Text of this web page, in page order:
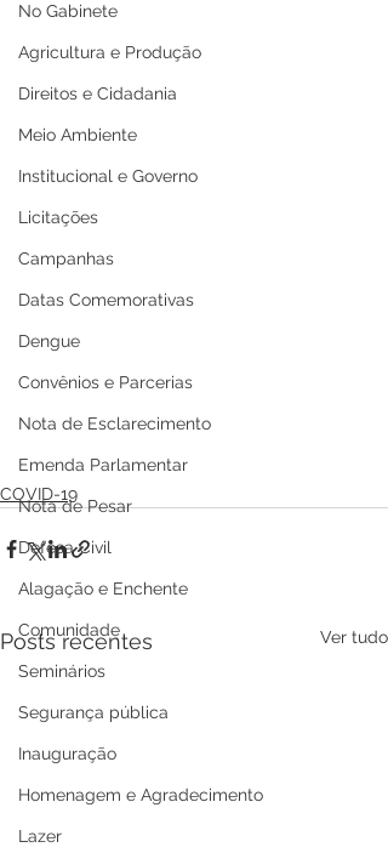
No Gabinete
Agricultura e Produção
Direitos e Cidadania
Meio Ambiente
Institucional e Governo
Licitações
Campanhas
Datas Comemorativas
Dengue
Convênios e Parcerias
Nota de Esclarecimento
Emenda Parlamentar
Nota de Pesar
Defesa Civil
Alagação e Enchente
Comunidade
Seminários
Segurança pública
Inauguração
Homenagem e Agradecimento
Lazer
COVID-19
Posts recentes Ver tudo